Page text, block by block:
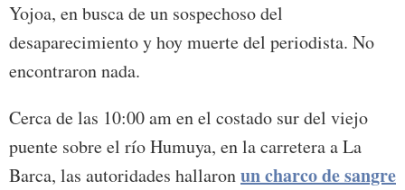
Yojoa, en busca de un sospechoso del
desaparecimiento y hoy muerte del periodista. No
encontraron nada.
Cerca de las 10:00 am en el costado sur del viejo
puente sobre el río Humuya, en la carretera a La
Barca, las autoridades hallaronun charco de sangre